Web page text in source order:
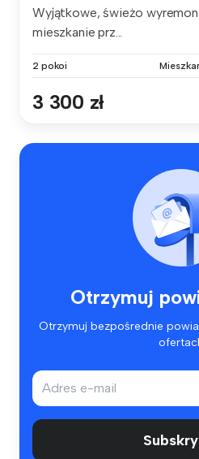
Wyjątkowe, świeżo
mieszkanie prz...
2 pokoi
3 300 zł
Otrzymuj
Otrzymuj bezpośrednie